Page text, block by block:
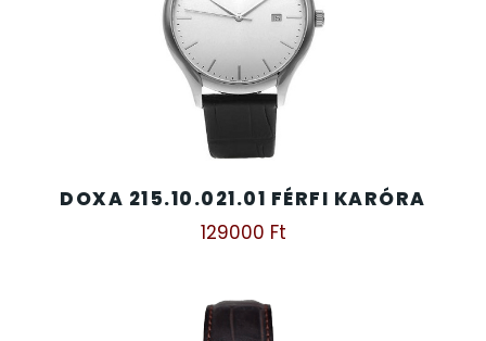
DOXA 215.10.021.01 FÉRFI KARÓRA
129000 Ft